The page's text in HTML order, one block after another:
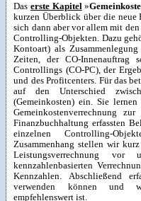
Daserste Kapitel »
kurzen Überblick über die neue
sich dann aber vor allem mit
Controlling-Objekten. Dazu
Kontoart) als
Zeiten, der CO-Innenauftrag
Controllings (CO-PC), der
und des Profitcenters. Für das
auf den Unterschied
(Gemeinkosten) ein. Sie
Gemeinkostenverrechnung
Finanzbuchhaltung erfassten
einzelnen Controlling-
Zusammenhang stellen wir
Leistungsverrechnung
kennzahlenbasierten
Kennzahlen. Abschließend
verwenden können und
empfehlenswert ist.